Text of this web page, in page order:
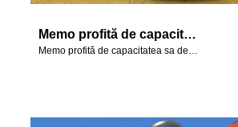
Memo profită de capacitatea sa de a-și schimba înfățișarea și se transformă într-un păstor
Memo profită de capacitatea sa de a-și schimba înfățișarea și se transformă într-un păstor